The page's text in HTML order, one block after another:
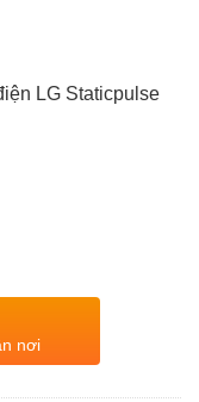
LG Staticpulse
nơi